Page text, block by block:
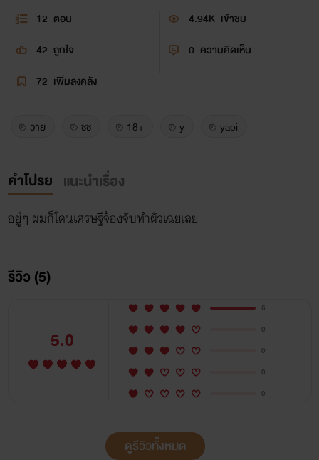
12 ตอน 4.94K เข้าชม
42 ถูกใจ 0 ความคิดเห็น
72 เพิ่มลงคลัง
วาย ชช 18+ y yaoi
คำโปรย แนะนำเรื่อง
อยู่ๆ ผมก็โดนเศรษฐีจ้องจับทำผัวเฉยเลย
รีวิว (5)
5.0
5
0
0
0
0
ดูรีวิวทั้งหมด